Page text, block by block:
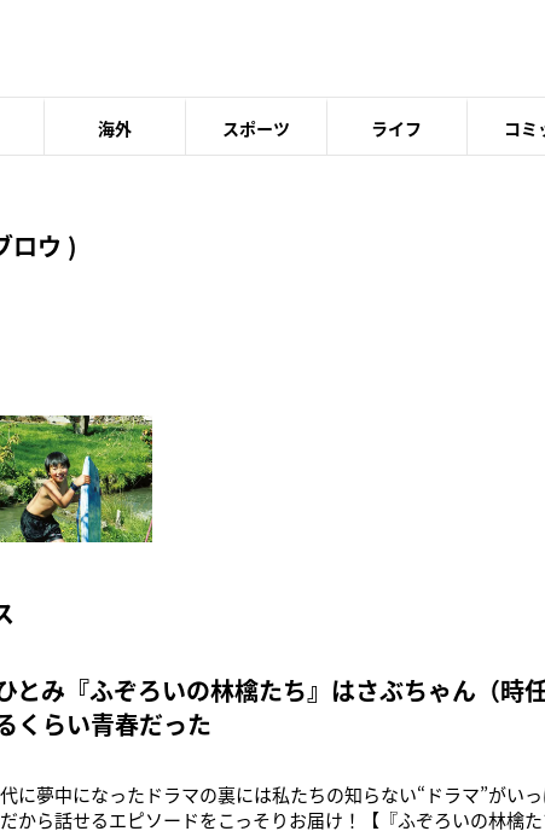
海外 スポーツ ライフ コミ
ロウ )
とみ『ふぞろいの林檎たち』はさぶちゃん（時
くらい青春だった
に夢中になったドラマの裏には私たちの知らない“ドラマ”がい
から話せるエピソードをこっそりお届け！【『ふぞろいの林檎た